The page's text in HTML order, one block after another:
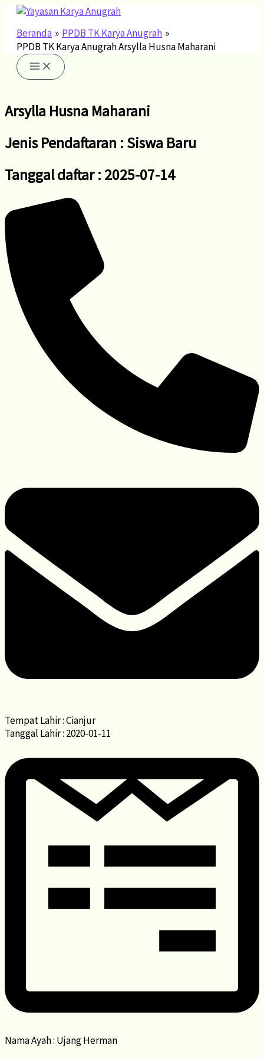
Lewati
konten
Beranda
PPDB TK Karya Anugrah
PPDB TK Karya Anugrah Arsylla Husna Maharani
Arsylla Husna Maharani
Jenis Pendaftaran : Siswa Baru
Tanggal daftar : 2025-07-14
Tempat Lahir : Cianjur
Tanggal Lahir : 2020-01-11
Nama Ayah : Ujang Herman